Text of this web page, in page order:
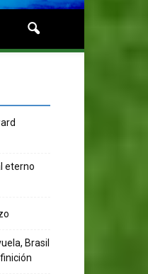
eterno
Brasil